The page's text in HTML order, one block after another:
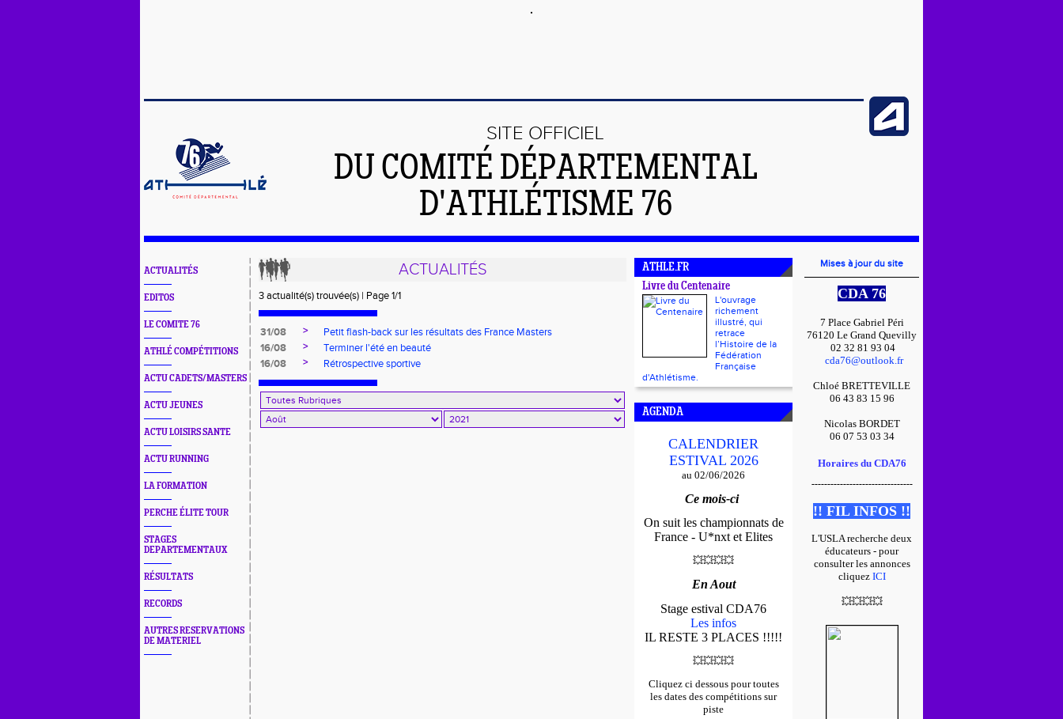
SITE OFFICIEL
DU COMITÉ DÉPARTEMENTAL
D'ATHLÉTISME 76
ACTUALITÉS
EDITOS
LE COMITE 76
ATHLÉ COMPÉTITIONS
ACTU CADETS/MASTERS
ACTU JEUNES
ACTU LOISIRS SANTE
ACTU RUNNING
LA FORMATION
PERCHE ÉLITE TOUR
STAGES
DEPARTEMENTAUX
RÉSULTATS
RECORDS
AUTRES RESERVATIONS
DE MATERIEL
ACTUALITÉS
3 actualité(s) trouvée(s) | Page 1/1
31/08 >
Petit flash-back sur les résultats des France Masters
16/08
>
Terminer l'été en beauté
16/08
> Rétrospective sportive
ATHLE.FR
Livre du Centenaire
L'ouvrage
richement
illustré, qui
retrace
l’Histoire de la
Fédération
Française
d'Athlétisme.
AGENDA
CALENDRIER
ESTIVAL 2026
au 02/06/2026
Ce mois-ci
On suit les championnats de
France - U*nxt et Elites
💥💥💥💥
En Aout
Stage estival CDA76
Les infos
IL RESTE 3 PLACES !!!!!
💥💥💥💥
Cliquez ci dessous pour toutes
les dates des compétitions sur
piste
Mises à jour du site
CDA 76
7 Place Gabriel Péri
76120 Le Grand Quevilly
02 32 81 93 04
cda76@outlook.fr
Chloé BRETTEVILLE
06 43 83 15 96
Nicolas BORDET
06 07 53 03 34
Horaires du CDA76
--------------------------------
!! FIL INFOS !!
L'USLA recherche deux
éducateurs - pour
consulter les annonces
cliquez ICI
💥💥💥💥